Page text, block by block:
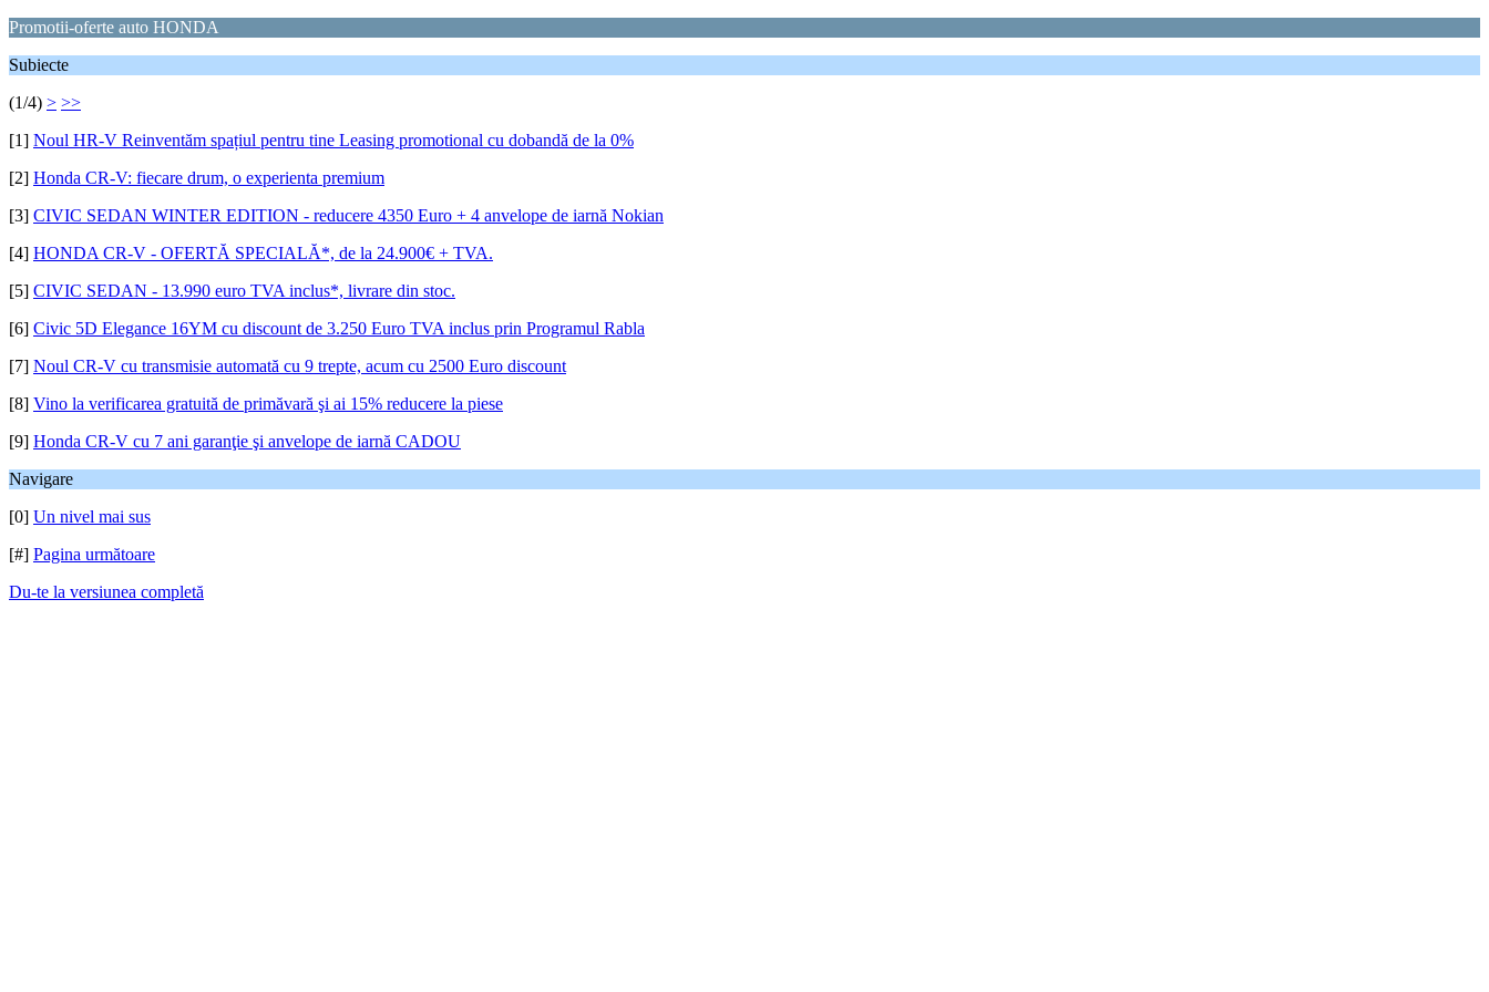
Promotii-oferte auto HONDA
Subiecte
(1/4) > >>
[1] Noul HR-V Reinventăm spațiul pentru tine Leasing promotional cu dobandă de la 0%
[2] Honda CR-V: fiecare drum, o experienta premium
[3] CIVIC SEDAN WINTER EDITION - reducere 4350 Euro + 4 anvelope de iarnă Nokian
[4] HONDA CR-V - OFERTĂ SPECIALĂ*, de la 24.900€ + TVA.
[5] CIVIC SEDAN - 13.990 euro TVA inclus*, livrare din stoc.
[6] Civic 5D Elegance 16YM cu discount de 3.250 Euro TVA inclus prin Programul Rabla
[7] Noul CR-V cu transmisie automată cu 9 trepte, acum cu 2500 Euro discount
[8] Vino la verificarea gratuită de primăvară şi ai 15% reducere la piese
[9] Honda CR-V cu 7 ani garanţie şi anvelope de iarnă CADOU
Navigare
[0] Un nivel mai sus
[#] Pagina următoare
Du-te la versiunea completă